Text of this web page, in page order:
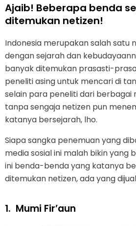
Ajaib! Beberapa benda
ditemukan netizen!
Indonesia merupakan salah satu
dengan sejarah dan
banyak ditemukan prasasti-
peneliti asing untuk mencari di
selain para peneliti dari berbagai
tanpa sengaja netizen pun
katanya bersejarah, lho.
Siapa sangka penemuan yang
media sosial ini malah bikin yang
ini benda-benda yang katanya
ditemukan netizen, ada yang
1. Mumi Fir’aun